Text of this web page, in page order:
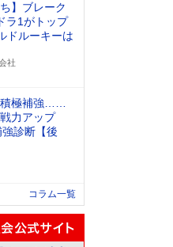
】ブレーク
ラ1がトップ
ドルーキーは
社
積極補強……
力アップ
診断【後
コラム一覧